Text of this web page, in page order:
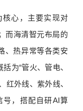
心，主要实现对
而海清智元布局的
、热异常等各类安
为“管火、管电、
红外线、紫外线、
号，搭配自研AI算